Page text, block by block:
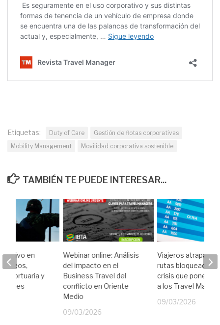
Etiquetas: Duty of Care
Gestión de flotas corporativas
Mobility Management
Movilidad corporativa sostenible
TAMBIÉN TE PUEDE INTERESAR...
Webinar online: Análisis
del impacto en el
Business Travel del
conflicto en Oriente
Medio
09/03/2026
Viajeros atrapados
rutas bloqueadas:
crisis que pone a
a los Travel
09/03/2026
en
y
viajes